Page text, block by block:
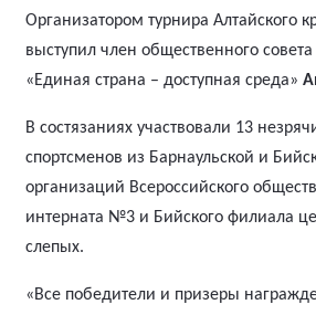
Организатором турнира Алтайского
выступил член общественного совета
«Единая страна – доступная среда»
В состязаниях участвовали 13
спортсменов из Барнаульской и
организаций Всероссийского
интерната №3 и Бийского филиала
слепых.
«Все победители и призеры